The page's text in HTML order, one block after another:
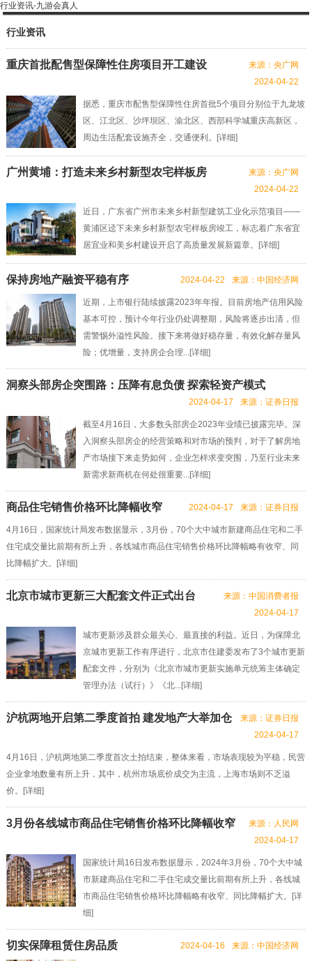
行业资讯-九游会真人
行业资讯
重庆首批配售型保障性住房项目开工建设
来源：央广网
2024-04-22
据悉，重庆市配售型保障性住房首批5个项目分别位于九龙坡
区、江北区、沙坪坝区、渝北区、西部科学城重庆高新区，
周边生活配套设施齐全，交通便利。[详细]
广州黄埔：打造未来乡村新型农宅样板房
来源：央广网
2024-04-22
近日，广东省广州市未来乡村新型建筑工业化示范项目——
黄浦区迳下未来乡村新型农宅样板房竣工，标志着广东省宜
居宜业和美乡村建设开启了高质量发展新篇章。[详细]
保持房地产融资平稳有序 来源：中国经济网
2024-04-22
近期，上市银行陆续披露2023年年报。目前房地产信用风险
基本可控，预计今年行业仍处调整期，风险将逐步出清，但
需警惕外溢性风险。接下来将做好稳存量，有效化解存量风
险；优增量，支持房企合理...[详细]
洞察头部房企突围路：压降有息负债 探索轻资产模式
来源：证券日报
2024-04-17
截至4月16日，大多数头部房企2023年业绩已披露完毕。深
入洞察头部房企的经营策略和对市场的预判，对于了解房地
产市场接下来走势如何，企业怎样求变突围，乃至行业未来
新需求新商机在何处很重要...[详细]
商品住宅销售价格环比降幅收窄 来源：证券日报
2024-04-17
4月16日，国家统计局发布数据显示，3月份，70个大中城市新建商品住宅和二手
住宅成交量比前期有所上升，各线城市商品住宅销售价格环比降幅略有收窄、同
比降幅扩大。[详细]
北京市城市更新三大配套文件正式出台
来源：中国消费者报
2024-04-17
城市更新涉及群众最关心、最直接的利益。近日，为保障北
京城市更新工作有序进行，北京市住建委发布了3个城市更新
配套文件，分别为《北京市城市更新实施单元统筹主体确定
管理办法（试行）》《北...[详细]
沪杭两地开启第二季度首拍 建发地产大举加仓
来源：证券日报
2024-04-17
4月16日，沪杭两地第二季度首次土拍结束，整体来看，市场表现较为平稳，民营
企业拿地数量有所上升，其中，杭州市场底价成交为主流，上海市场则不乏溢
价。[详细]
3月份各线城市商品住宅销售价格环比降幅收窄
来源：人民网
2024-04-17
国家统计局16日发布数据显示，2024年3月份，70个大中城
市新建商品住宅和二手住宅成交量比前期有所上升，各线城
市商品住宅销售价格环比降幅略有收窄、同比降幅扩大。[详
细]
切实保障租赁住房品质 来源：中国经济网
2024-04-16